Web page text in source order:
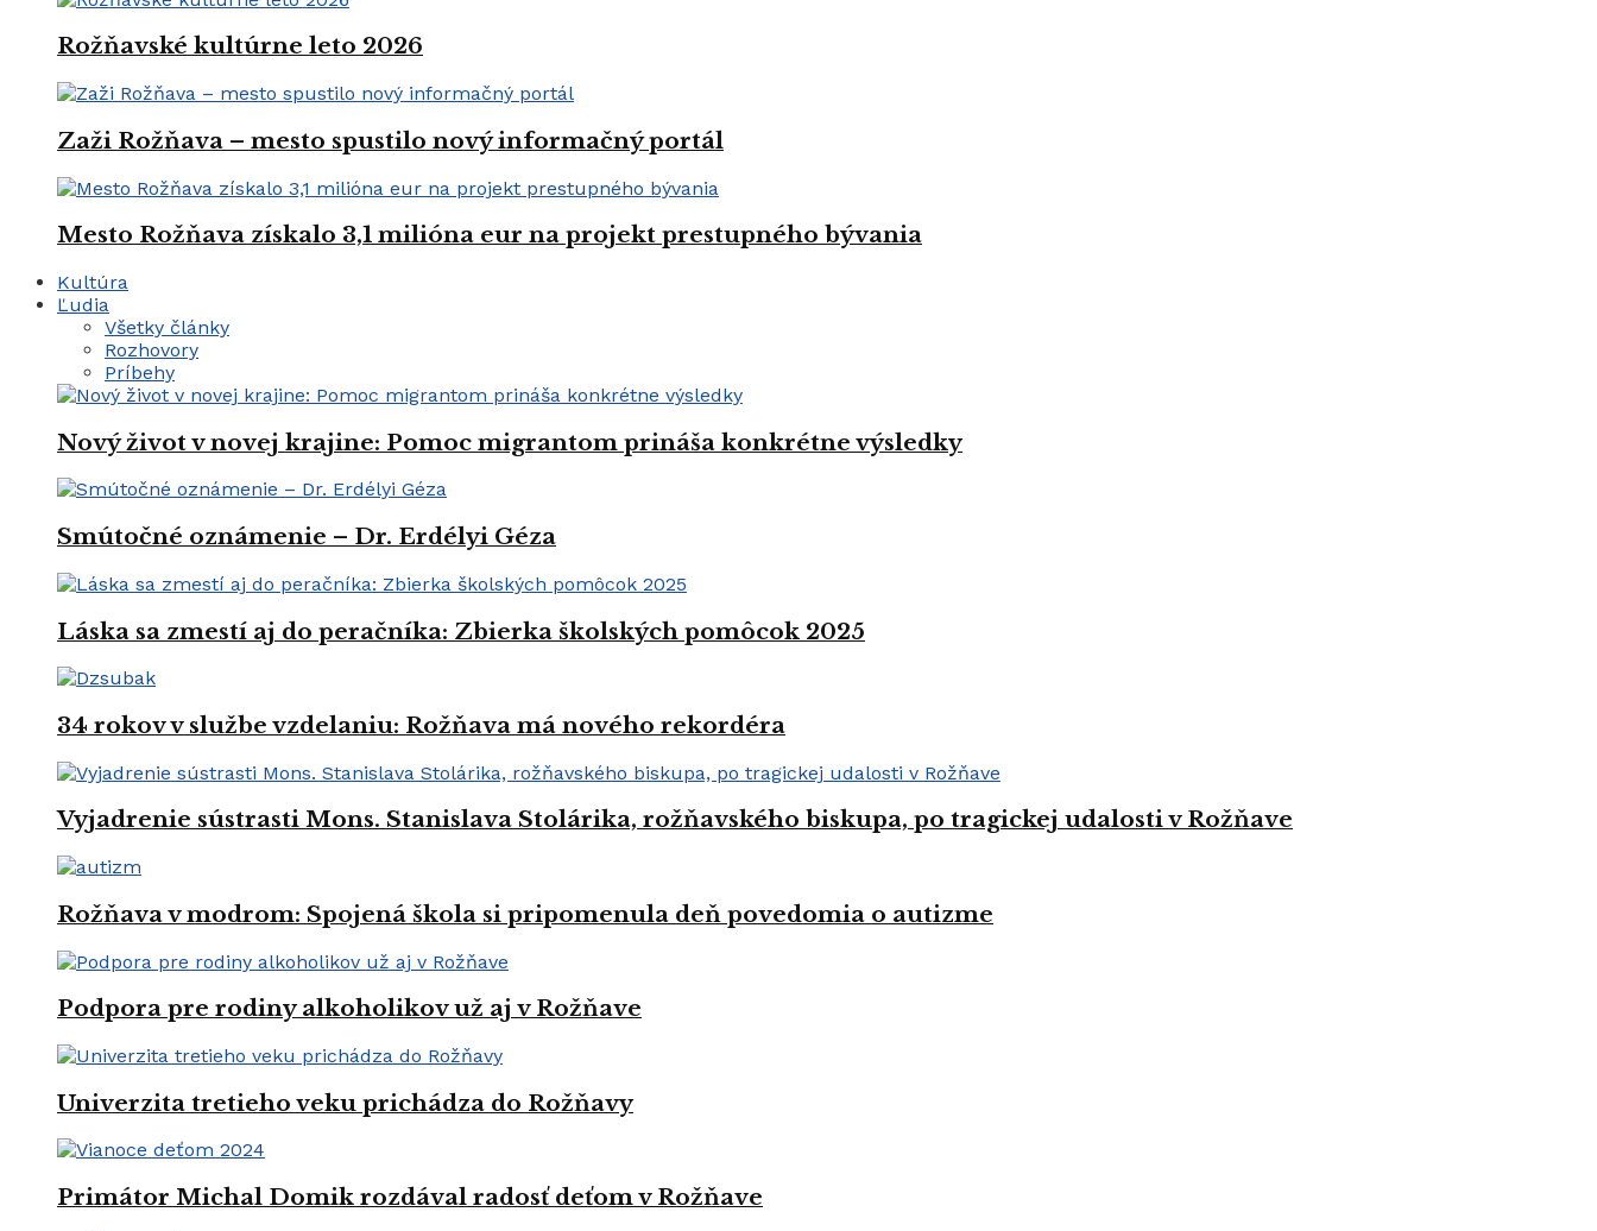
Rožňavské kultúrne leto 2026
Zaži Rožňava – mesto spustilo nový informačný portál
Mesto Rožňava získalo 3,1 milióna eur na projekt prestupného bývania
Kultúra
Ľudia
Všetky články
Rozhovory
Príbehy
Nový život v novej krajine: Pomoc migrantom prináša konkrétne výsledky
Smútočné oznámenie – Dr. Erdélyi Géza
Láska sa zmestí aj do peračníka: Zbierka školských pomôcok 2025
34 rokov v službe vzdelaniu: Rožňava má nového rekordéra
Vyjadrenie sústrasti Mons. Stanislava Stolárika, rožňavského biskupa, po tragickej udalosti v Rožňave
Rožňava v modrom: Spojená škola si pripomenula deň povedomia o autizme
Podpora pre rodiny alkoholikov už aj v Rožňave
Univerzita tretieho veku prichádza do Rožňavy
Primátor Michal Domik rozdával radosť deťom v Rožňave